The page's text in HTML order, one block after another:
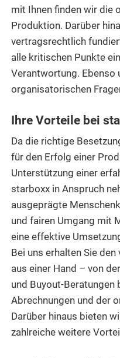
mit Ihnen finden wir die
Produktion. Darüber
vertragsrechtlich
alle kritischen Punkte
Verantwortung. Ebenso
organisatorischen
Ihre Vorteile bei
Da die richtige
für den Erfolg einer
Unterstützung einer
starboxx in Anspruch
ausgeprägte
und fairen Umgang mit
eine effektive
Bei uns erhalten Sie
aus einer Hand – von
und Buyout-Beratungen
Abrechnungen und der
Darüber hinaus bieten
zahlreiche weitere